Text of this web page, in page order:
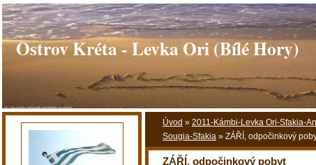
Ostrov Kréta - Levka Ori (Bílé Hory)
Úvod » 2011-Kámbi-Levka Ori-Sfakia-
Sougia-Sfakia » ZÁŘÍ, odpočinkový
ZÁŘÍ, odpočinkový pobyt